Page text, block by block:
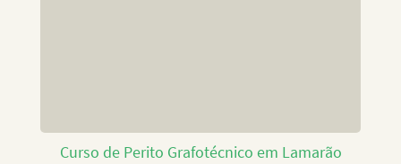
Curso de Perito Grafotécnico em Lamarão